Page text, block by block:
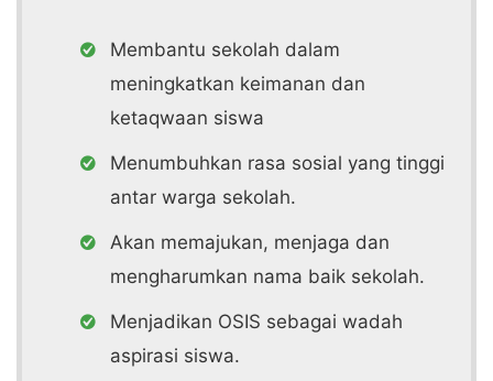
Membantu sekolah dalam
meningkatkan keimanan dan
ketaqwaan siswa
Menumbuhkan rasa sosial yang tinggi
antar warga sekolah.
Akan memajukan, menjaga dan
mengharumkan nama baik sekolah.
Menjadikan OSIS sebagai wadah
aspirasi siswa.